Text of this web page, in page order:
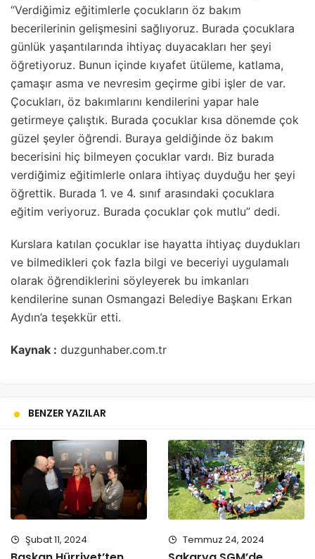
“Verdiğimiz eğitimlerle çocukların öz bakım
becerilerinin gelişmesini sağlıyoruz. Burada çocuklara
günlük yaşantılarında ihtiyaç duyacakları her şeyi
öğretiyoruz. Bunun içinde kıyafet ütüleme, katlama,
çamaşır asma ve nevresim geçirme gibi işler de var.
Çocukları, öz bakımlarını kendilerini yapar hale
getirmeye çalıştık. Burada çocuklar kısa dönemde çok
güzel şeyler öğrendi. Buraya geldiğinde öz bakım
becerisini hiç bilmeyen çocuklar vardı. Biz burada
verdiğimiz eğitimlerle onlara ihtiyaç duyduğu her şeyi
öğrettik. Burada 1. ve 4. sınıf arasındaki çocuklara
eğitim veriyoruz. Burada çocuklar çok mutlu” dedi.
Kurslara katılan çocuklar ise hayatta ihtiyaç duydukları
ve bilmedikleri çok fazla bilgi ve beceriyi uygulamalı
olarak öğrendiklerini söyleyerek bu imkanları
kendilerine sunan Osmangazi Belediye Başkanı Erkan
Aydın’a teşekkür etti.
Kaynak : duzgunhaber.com.tr
BENZER YAZILAR
Şubat 11, 2024 Temmuz 24, 2024